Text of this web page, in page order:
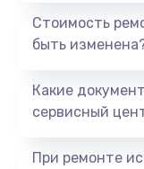
Замена
Стоимость
быть
Какие
сервисный
При ремонте